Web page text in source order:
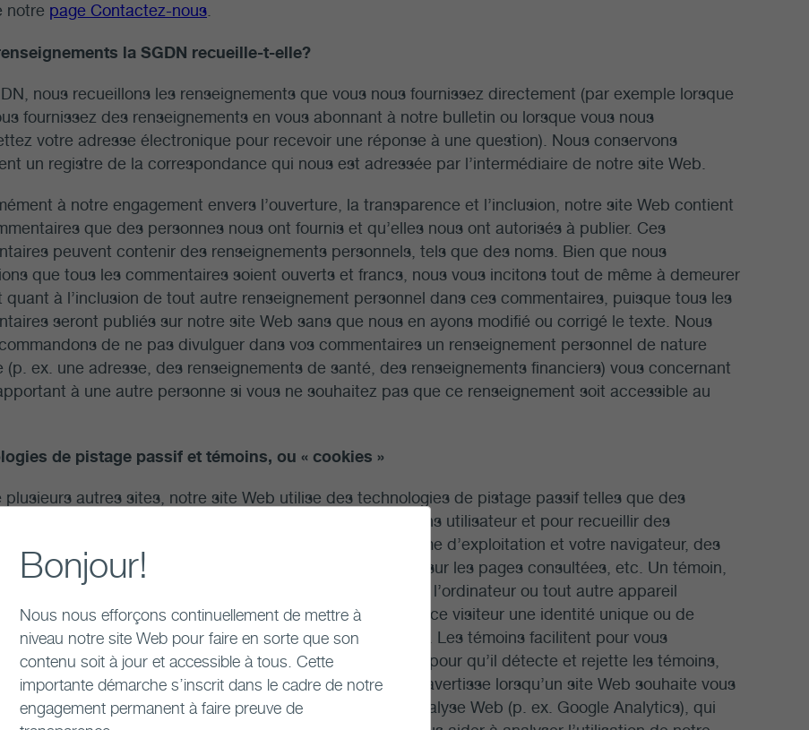
notre page Contactez-nous
la SGDN recueille-t-elle?
nous recueillons les renseignements que vous nous fournissez directement (par exemple lorsque
fournissez des renseignements en vous abonnant à notre bulletin ou lorsque vous nous
votre adresse électronique pour recevoir une réponse à une question). Nous conservons
un registre de la correspondance qui nous est adressée par l’intermédiaire de notre site Web.
à notre engagement envers l’ouverture, la transparence et l’inclusion, notre site Web contient
que des personnes nous ont fournis et qu’elles nous ont autorisés à publier. Ces
peuvent contenir des renseignements personnels, tels que des noms. Bien que nous
que tous les commentaires soient ouverts et francs, nous vous incitons tout de même à demeurer
quant à l’inclusion de tout autre renseignement personnel dans ces commentaires, puisque tous les
seront publiés sur notre site Web sans que nous en ayons modifié ou corrigé le texte. Nous
de ne pas divulguer dans vos commentaires un renseignement personnel de nature
(p. ex. une adresse, des renseignements de santé, des renseignements financiers) vous concernant
à une autre personne si vous ne souhaitez pas que ce renseignement soit accessible au
de pistage passif et témoins, ou « cookies »
plusieurs autres sites, notre site Web utilise des technologies de pistage passif telles que des
ou « cookies », pour assurer un suivi anonyme des sessions utilisateur et pour recueillir des
sur votre ordinateur, votre adresse IP, votre système d’exploitation et votre navigateur, des
sur les pages auxquelles vous accédez, des statistiques sur les pages consultées, etc. Un témoin,
», est un fichier texte que les sites Web déposent dans l’ordinateur ou tout autre appareil
à Internet d’un visiteur afin de conférer au navigateur de ce visiteur une identité unique ou de
renseignements ou des paramètres dans le navigateur. Les témoins facilitent pour vous
de notre site Web. Vous pouvez régler votre navigateur pour qu’il détecte et rejette les témoins,
accepte les témoins de tous les sites ou pour qu’il vous avertisse lorsqu’un site Web souhaite vous
un témoin. De plus, vous pouvez utiliser des services d’analyse Web (p. ex. Google Analytics), qui
Bonjour!
Nous nous efforçons continuellement de mettre à
niveau notre site Web pour faire en sorte que son
contenu soit à jour et accessible à tous. Cette
importante démarche s’inscrit dans le cadre de notre
engagement permanent à faire preuve de